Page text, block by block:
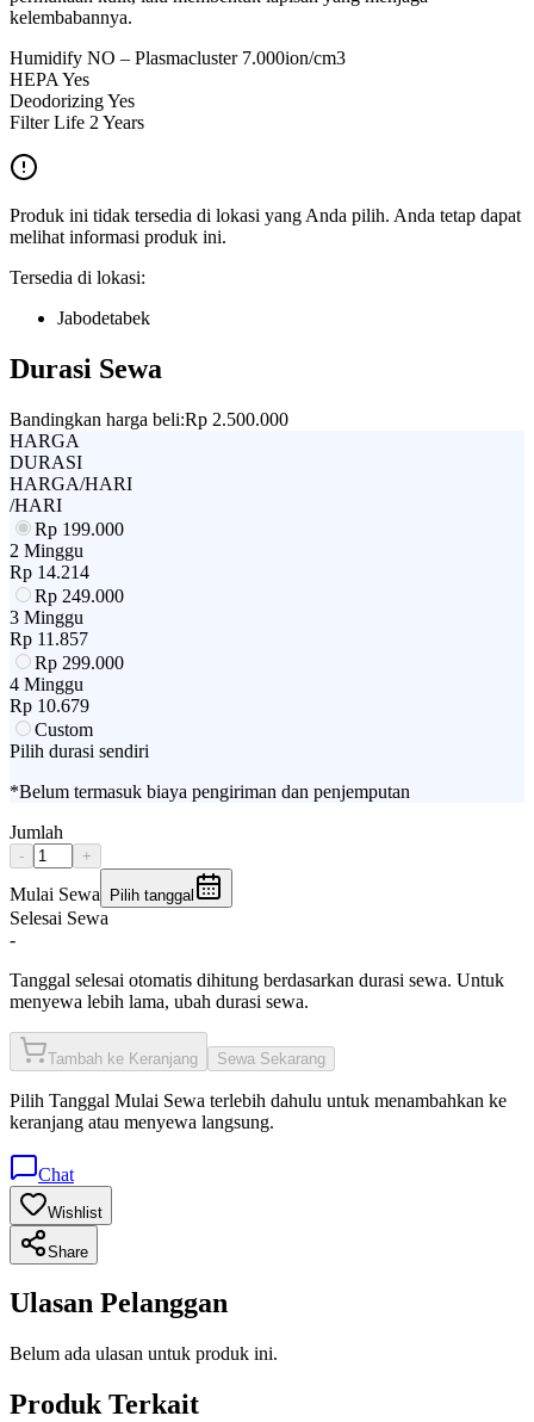
kelembabannya.
Humidify NO – Plasmacluster 7.000ion/cm3
HEPA Yes
Deodorizing Yes
Filter Life 2 Years
Produk ini tidak tersedia di lokasi yang Anda pilih. Anda tetap dapat
melihat informasi produk ini.
Tersedia di lokasi:
Jabodetabek
Durasi Sewa
Bandingkan harga beli:Rp 2.500.000
HARGA
DURASI
HARGA/HARI
/HARI
Rp 199.000
2 Minggu
Rp 14.214
Rp 249.000
3 Minggu
Rp 11.857
Rp 299.000
4 Minggu
Rp 10.679
Custom
Pilih durasi sendiri
*Belum termasuk biaya pengiriman dan penjemputan
Jumlah
- +
Mulai Sewa Pilih tanggal
Selesai Sewa
-
Tanggal selesai otomatis dihitung berdasarkan durasi sewa. Untuk
menyewa lebih lama, ubah durasi sewa.
Tambah ke Keranjang Sewa Sekarang
Pilih Tanggal Mulai Sewa terlebih dahulu untuk menambahkan ke
keranjang atau menyewa langsung.
Chat
Wishlist
Share
Ulasan Pelanggan
Belum ada ulasan untuk produk ini.
Produk Terkait